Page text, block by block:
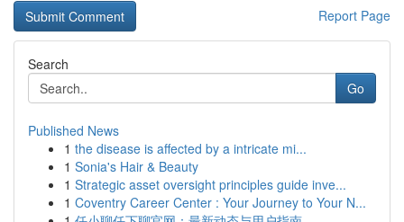
Report Page
Search
Go
Published News
1 the disease is affected by a intricate mi...
1 Sonia's Hair & Beauty
1 Strategic asset oversight principles guide inve...
1 Coventry Career Center : Your Journey to Your N...